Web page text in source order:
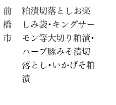
前
橋
市
粕漬切落としお楽
しみ袋・キングサー
モン等大切り粕漬・
ハーブ豚みそ漬切
落とし・いかげそ粕
漬